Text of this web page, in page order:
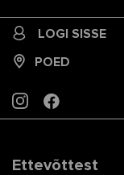
LOGI SISSE
POED
INSTAGRAM
FACEBOOK
Ettevõttest